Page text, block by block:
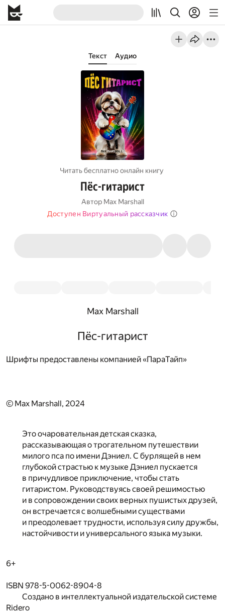
Текст Аудио
Читать бесплатно онлайн книгу
Пёс-гитарист
Автор Max Marshall
Доступен Виртуальный рассказчик
Max Marshall
Пёс-гитарист
Шрифты предоставлены компанией «ПараТайп»
© Max Marshall, 2024
Это очаровательная детская сказка,
рассказывающая о трогательном путешествии
милого пса по имени Дэниел. С бурлящей в нем
глубокой страстью к музыке Дэниел пускается
в причудливое приключение, чтобы стать
гитаристом. Руководствуясь своей решимостью
и в сопровождении своих верных пушистых друзей,
он встречается с волшебными существами
и преодолевает трудности, используя силу дружбы,
настойчивости и универсального языка музыки.
6+
ISBN 978-5-0062-8904-8
Создано в интеллектуальной издательской системе
Ridero